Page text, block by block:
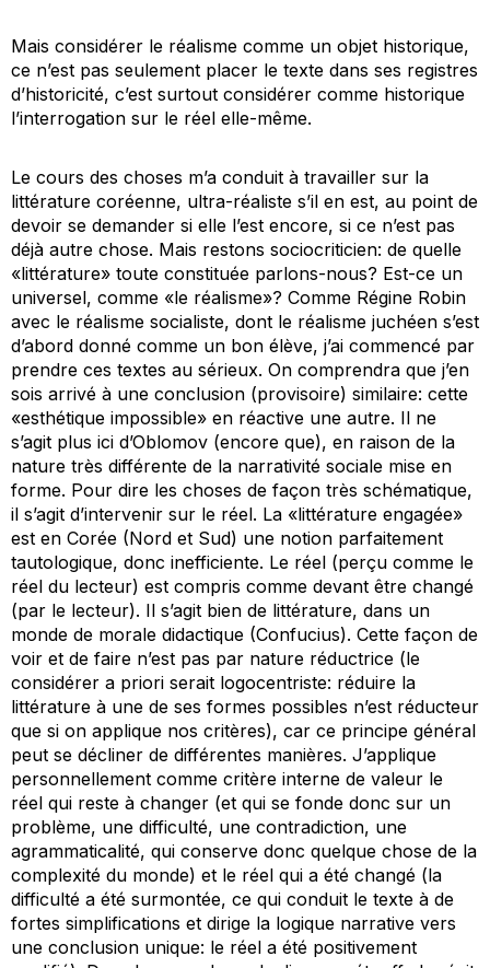
Mais considérer le réalisme comme un objet historique,
ce n’est pas seulement placer le texte dans ses registres
d’historicité, c’est surtout considérer comme historique
l’interrogation sur le réel elle-même.
Le cours des choses m’a conduit à travailler sur la
littérature coréenne, ultra-réaliste s’il en est, au point de
devoir se demander si elle l’est encore, si ce n’est pas
déjà autre chose. Mais restons sociocriticien: de quelle
«littérature» toute constituée parlons-nous? Est-ce un
universel, comme «le réalisme»? Comme Régine Robin
avec le réalisme socialiste, dont le réalisme juchéen s’est
d’abord donné comme un bon élève, j’ai commencé par
prendre ces textes au sérieux. On comprendra que j’en
sois arrivé à une conclusion (provisoire) similaire: cette
«esthétique impossible» en réactive une autre. Il ne
s’agit plus ici d’Oblomov (encore que), en raison de la
nature très différente de la narrativité sociale mise en
forme. Pour dire les choses de façon très schématique,
il s’agit d’intervenir sur le réel. La «littérature engagée»
est en Corée (Nord et Sud) une notion parfaitement
tautologique, donc inefficiente. Le réel (perçu comme le
réel du lecteur) est compris comme devant être changé
(par le lecteur). Il s’agit bien de littérature, dans un
monde de morale didactique (Confucius). Cette façon de
voir et de faire n’est pas par nature réductrice (le
considérer a priori serait logocentriste: réduire la
littérature à une de ses formes possibles n’est réducteur
que si on applique nos critères), car ce principe général
peut se décliner de différentes manières. J’applique
personnellement comme critère interne de valeur le
réel qui reste à changer (et qui se fonde donc sur un
problème, une difficulté, une contradiction, une
agrammaticalité, qui conserve donc quelque chose de la
complexité du monde) et le réel qui a été changé (la
difficulté a été surmontée, ce qui conduit le texte à de
fortes simplifications et dirige la logique narrative vers
une conclusion unique: le réel a été positivement